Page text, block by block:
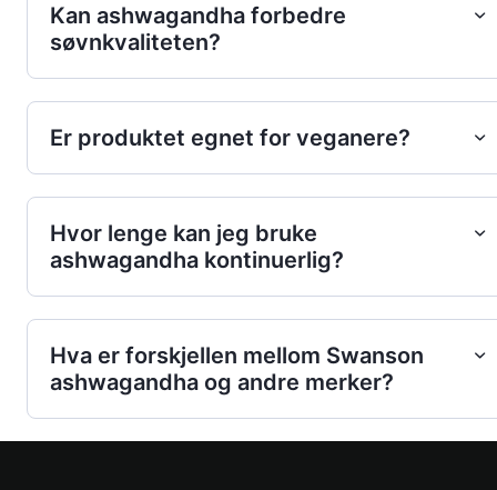
Kan ashwagandha forbedre
søvnkvaliteten?
Er produktet egnet for veganere?
Hvor lenge kan jeg bruke
ashwagandha kontinuerlig?
Hva er forskjellen mellom Swanson
ashwagandha og andre merker?